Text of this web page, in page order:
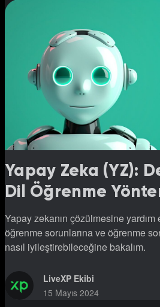
Yapay Zeka (YZ):
Dil Öğrenme
Yapay zekanın çözülmesine
öğrenme sorunlarına ve öğrenme
nasıl iyileştirebileceğine bakalım.
LiveXP Ekibi
15 Mayıs 2024